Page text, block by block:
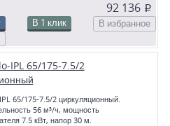
92 136 p
В 1 клик
В избранное
IPL 65/175-7.5/2
65/175-7.5/2 циркуляционный.
56 м³/ч, мощность
7.5 кВт, напор 30 м.